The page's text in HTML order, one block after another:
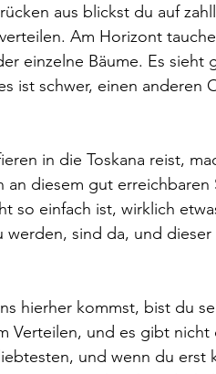
aus blickst du auf
Am Horizont
einzelne Bäume. Es sieht
ist schwer, einen
in die Toskana reist,
an diesem gut
so einfach ist, wirklich
sind da, und
hierher kommst, bist du
Verteilen, und es gibt
und wenn du erst